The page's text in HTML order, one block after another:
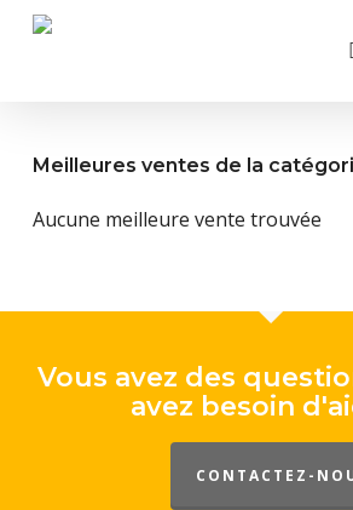
Skip
Meilleures ventes de la
Aucune meilleure vente trouvée
Vous avez des
avez besoin
CONTACTEZ-